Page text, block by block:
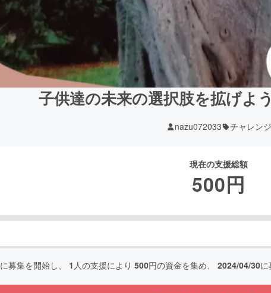
子供達の未来の選択肢を拡げよ
nazu072033 チャレンジ
現在の支援総額
500円
に募集を開始し、 1 人の支援により 500円の資金を集め、 2024/04/30